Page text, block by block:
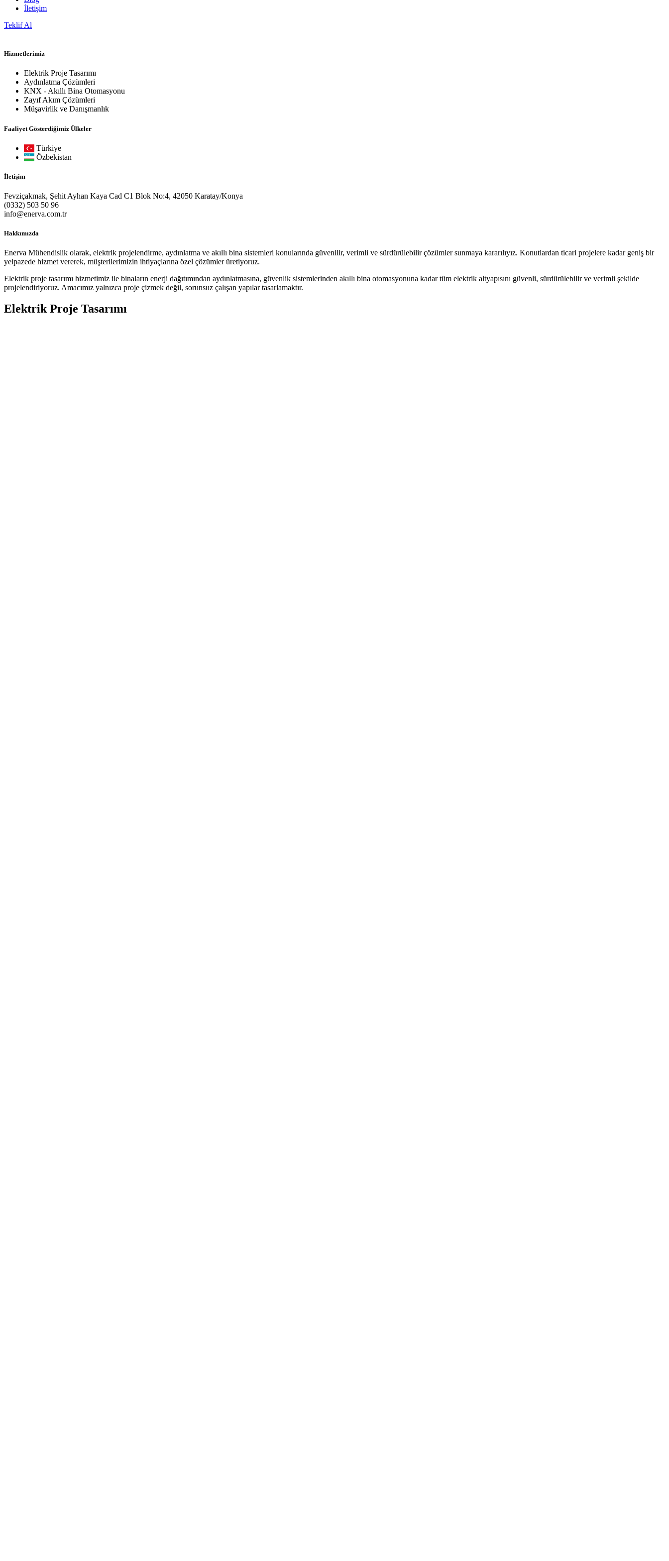
İletişim
Teklif Al
Hizmetlerimiz
Elektrik Proje Tasarımı
Aydınlatma Çözümleri
KNX - Akıllı Bina Otomasyonu
Zayıf Akım Çözümleri
Müşavirlik ve Danışmanlık
Faaliyet Gösterdiğimiz Ülkeler
Türkiye
Özbekistan
İletişim
Fevziçakmak, Şehit Ayhan Kaya Cad C1 Blok No:4, 42050 Karatay/Konya
(0332) 503 50 96
info@enerva.com.tr
Hakkımızda
Enerva Mühendislik olarak, elektrik projelendirme, aydınlatma ve akıllı bina sistemleri konularında güvenilir, verimli ve sürdürülebilir çözümler sunmaya kararılıyız. Konutlardan ticari projelere kadar geniş bir
yelpazede hizmet vererek, müşterilerimizin ihtiyaçlarına özel çözümler üretiyoruz.
Elektrik proje tasarımı hizmetimiz ile binaların enerji dağıtımından aydınlatmasına, güvenlik sistemlerinden akıllı bina otomasyonuna kadar tüm elektrik altyapısını güvenli, sürdürülebilir ve verimli şekilde
projelendiriyoruz. Amacımız yalnızca proje çizmek değil, sorunsuz çalışan yapılar tasarlamaktır.
Elektrik Proje Tasarımı